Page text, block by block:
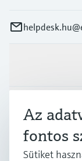
Iparágak
Támogatás
Az
fontos
Sütiket